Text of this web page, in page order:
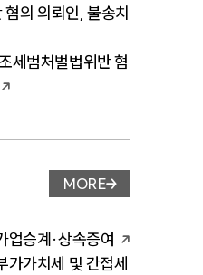
의 의뢰인, 불송치
세범처벌법위반 혐
업무분야 페이지 이
MORE
업승계·상속증여
가가치세 및 간접세